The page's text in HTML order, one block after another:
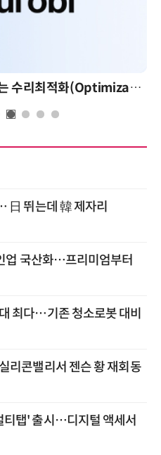
AI 시대의 의사결정을 바꾸는 수리최적화(Optimization): 실제 산업 적용 사례와 활용 전략
日 뛰는데 韓 제자리
업 국산화…프리미엄부터
최다…기존 청소로봇 대비
리콘밸리서 젠슨 황 재회동
티탭' 출시…디지털 액세서